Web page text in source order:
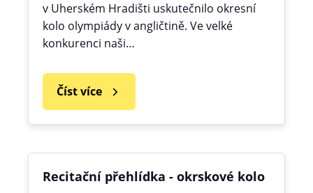
v Uherském Hradišti uskutečnilo okresní
kolo olympiády v angličtině. Ve velké
konkurenci naši…
Číst více
Recitační přehlídka - okrskové kolo